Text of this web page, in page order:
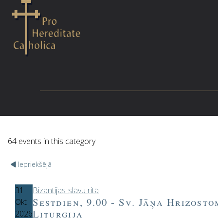
64 events in this category
Iepriekšējā
31
Okt
2026
Bizantijas-slāvu ritā
Sestdien, 9.00 - Sv. Jāņa
Liturģija